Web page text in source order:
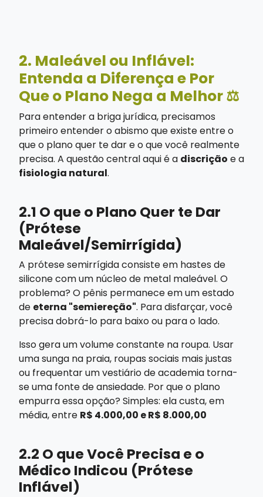
2. Maleável ou Inflável:
Entenda a Diferença e Por
Que o Plano Nega a Melhor ⚖️
Para entender a briga jurídica, precisamos
primeiro entender o abismo que existe entre o
que o plano quer te dar e o que você realmente
precisa. A questão central aqui é a discrição e a
fisiologia natural.
2.1 O que o Plano Quer te Dar
(Prótese
Maleável/Semirrígida)
A prótese semirrígida consiste em hastes de
silicone com um núcleo de metal maleável. O
problema? O pênis permanece em um estado
de eterna "semiereção". Para disfarçar, você
precisa dobrá-lo para baixo ou para o lado.
Isso gera um volume constante na roupa. Usar
uma sunga na praia, roupas sociais mais justas
ou frequentar um vestiário de academia torna-
se uma fonte de ansiedade. Por que o plano
empurra essa opção? Simples: ela custa, em
média, entre R$ 4.000,00 e R$ 8.000,00
2.2 O que Você Precisa e o
Médico Indicou (Prótese
Inflável)